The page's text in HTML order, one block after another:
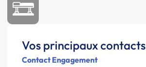
Vos principaux contacts
Contact Engagement